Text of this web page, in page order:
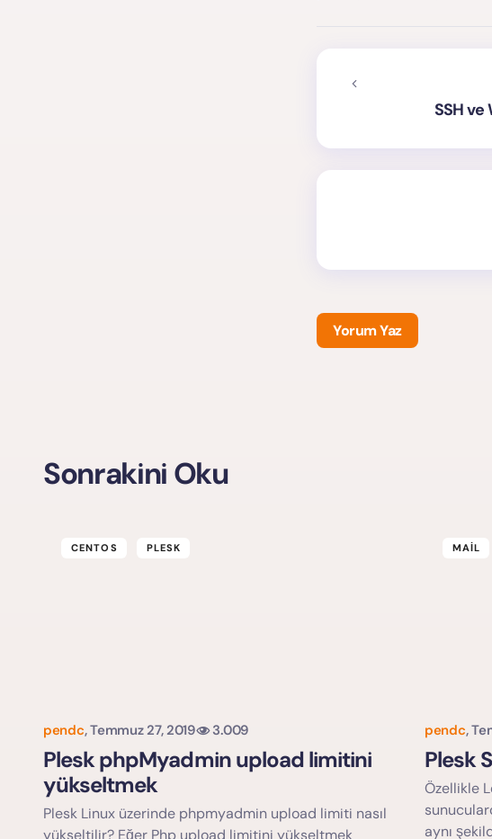
SSH
Yorum Yaz
Sonrakini Oku
CENTOS PLESK
pendc, Temmuz 27, 2019 3.009
Plesk phpMyadmin upload limitini
yükseltmek
Plesk Linux üzerinde phpmyadmin upload limiti nasıl
yükseltilir? Eğer Php upload limitini yükseltmek
MAIL
pendc,
Plesk
Özellikle
aynı